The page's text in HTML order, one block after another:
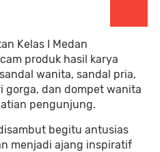
Kelas I Medan
produk hasil karya
wanita, sandal pria,
gorga, dan dompet wanita
pengunjung.
begitu antusias
menjadi ajang inspiratif